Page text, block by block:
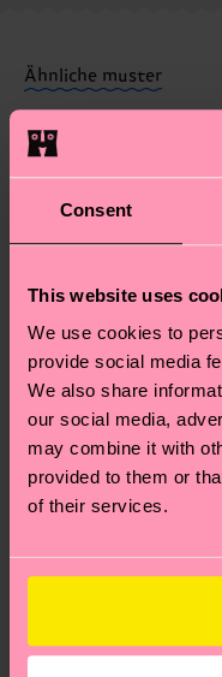
Consent
This website uses
We use cookies to
provide social media
We also share
our social media,
may combine it with
provided to them or
of their services.
dass es sich hierbei
und die genaue
Du hast Fragen zu
Hilfebereich im
am häufigsten
Ähnliche muster